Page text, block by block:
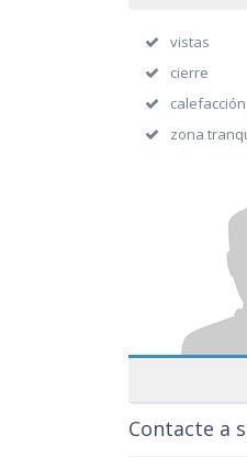
vistas
cierre
zona
Contacte a